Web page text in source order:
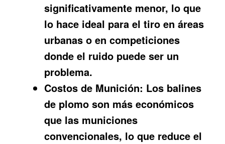
significativamente menor, lo que
lo hace ideal para el tiro en áreas
urbanas o en competiciones
donde el ruido puede ser un
problema.
Costos de Munición: Los balines
de plomo son más económicos
que las municiones
convencionales, lo que reduce el